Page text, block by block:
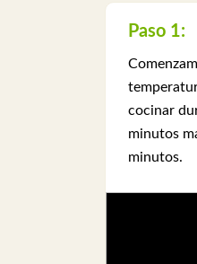
Paso 1:
cocinar
minutos
minutos.